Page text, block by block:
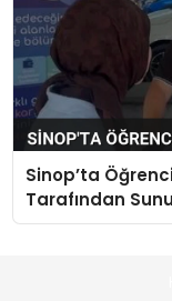
Sinop’ta
Tarafından